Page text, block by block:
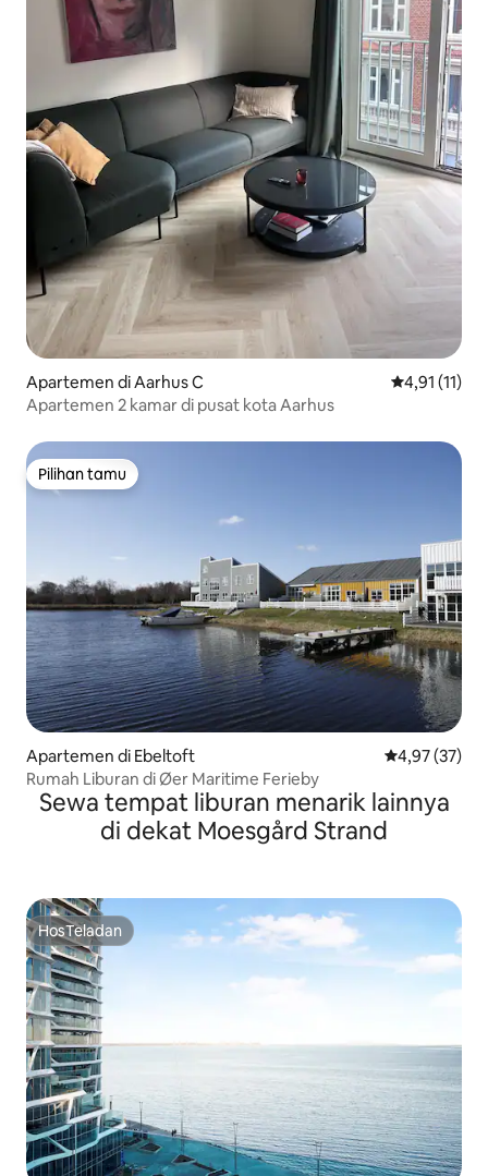
Apartemen di Aarhus C Nilai rata-
4,91 (11)
Apartemen 2 kamar di pusat kota Aarhus
Pilihan tamu
Pilihan tamu
Apartemen di Ebeltoft Nilai rata-rata
4,97 (37)
Rumah Liburan di Øer Maritime Ferieby
Sewa tempat liburan menarik lainnya
di dekat Moesgård Strand
HosTeladan
HosTeladan